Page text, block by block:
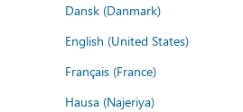
Dansk (Danmark)
English (United States)
Français (France)
Hausa (Najeriya)